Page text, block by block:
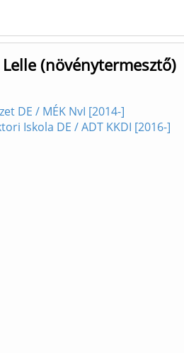
Lelle (növénytermesztő)
DE / MÉK NvI [2014-]
Iskola DE / ADT KKDI [2016-]